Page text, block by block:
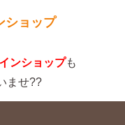
ショップ
ンショップも
ませ??